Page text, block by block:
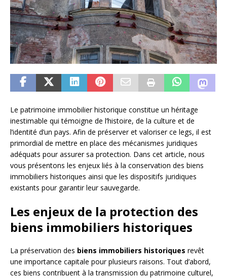
Le patrimoine immobilier historique constitue un héritage
inestimable qui témoigne de l’histoire, de la culture et de
l’identité d’un pays. Afin de préserver et valoriser ce legs, il est
primordial de mettre en place des mécanismes juridiques
adéquats pour assurer sa protection. Dans cet article, nous
vous présentons les enjeux liés à la conservation des biens
immobiliers historiques ainsi que les dispositifs juridiques
existants pour garantir leur sauvegarde.
Les enjeux de la protection des
biens immobiliers historiques
La préservation des biens immobiliers historiques revêt
une importance capitale pour plusieurs raisons. Tout d’abord,
ces biens contribuent à la transmission du patrimoine culturel,